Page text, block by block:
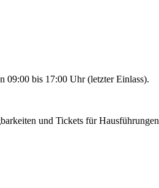
09:00 bis 17:00 Uhr (letzter Einlass).
und Tickets für